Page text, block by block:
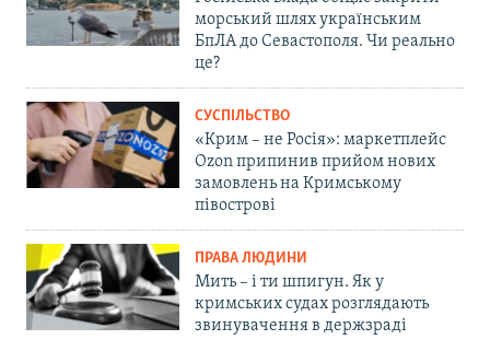
морський шлях українським
БпЛА до Севастополя. Чи реально
це?
СУСПІЛЬСТВО
«Крим – не Росія»: маркетплейс
Ozon припинив прийом нових
замовлень на Кримському
півострові
ПРАВА ЛЮДИНИ
Мить – і ти шпигун. Як у
кримських судах розглядають
звинувачення в держзраді